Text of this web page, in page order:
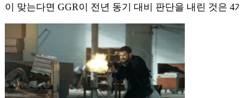
이 맞는다면 GGR이 전년 동기 대비 판단을 내린 것은 4